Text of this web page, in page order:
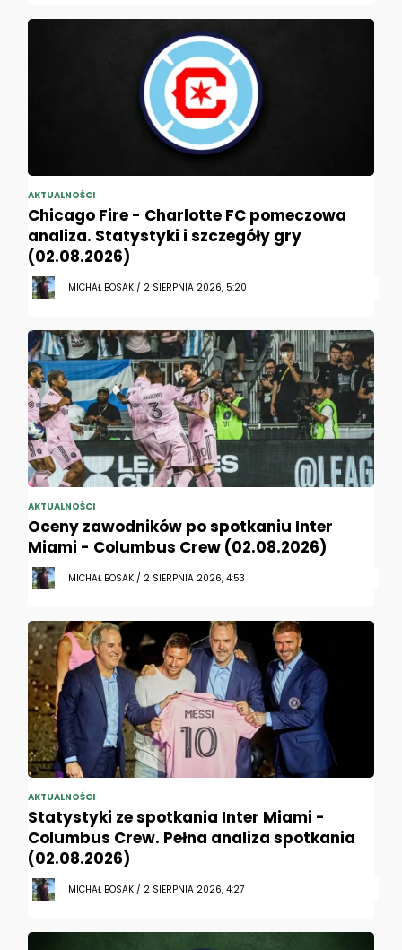
AKTUALNOŚCI
Chicago Fire - Charlotte FC pomeczowa
analiza. Statystyki i szczegóły gry
(02.08.2026)
MICHAŁ BOSAK / 2 SIERPNIA 2026, 5:20
AKTUALNOŚCI
Oceny zawodników po spotkaniu Inter
Miami - Columbus Crew (02.08.2026)
MICHAŁ BOSAK / 2 SIERPNIA 2026, 4:53
AKTUALNOŚCI
Statystyki ze spotkania Inter Miami -
Columbus Crew. Pełna analiza spotkania
(02.08.2026)
MICHAŁ BOSAK / 2 SIERPNIA 2026, 4:27